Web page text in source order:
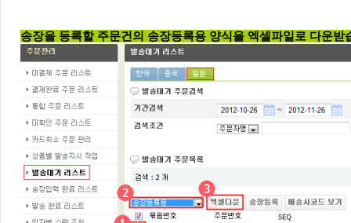
송장을 등록할 주문건의 송장등록용 양식을 엑셀파일로 다운받